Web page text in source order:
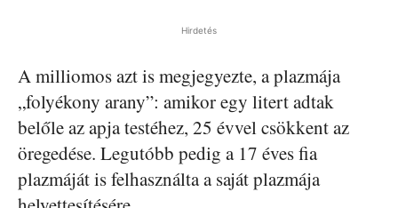
Hirdetés
A milliomos azt is megjegyezte, a plazmája
„folyékony arany”: amikor egy litert adtak
belőle az apja testéhez, 25 évvel csökkent az
öregedése. Legutóbb pedig a 17 éves fia
plazmáját is felhasználta a saját plazmája